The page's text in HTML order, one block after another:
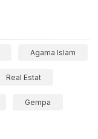
Agama Islam
Real Estat
Gempa